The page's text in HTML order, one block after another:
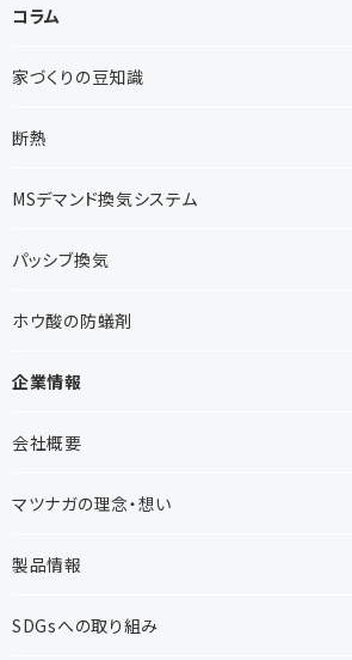
コラム
家づくりの豆知識
断熱
MSデマンド換気システム
パッシブ換気
ホウ酸の防蟻剤
企業情報
会社概要
マツナガの理念・想い
製品情報
SDGsへの取り組み